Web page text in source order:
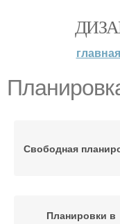
главная
Свободная
Планировки в